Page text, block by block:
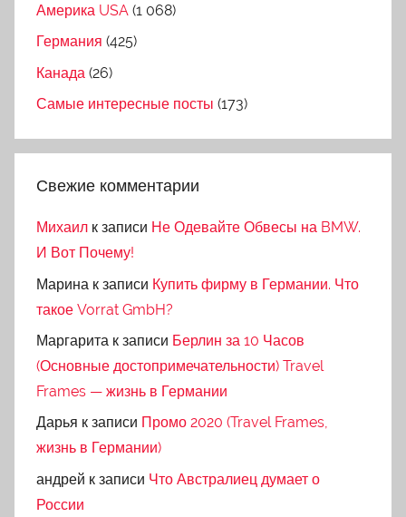
Америка USA (1 068)
Германия (425)
Канада (26)
Самые интересные посты (173)
Свежие комментарии
Михаил к записи Не Одевайте Обвесы на BMW.
И Вот Почему!
Марина к записи Купить фирму в Германии. Что
такое Vorrat GmbH?
Маргарита к записи Берлин за 10 Часов
(Основные достопримечательности) Travel
Frames — жизнь в Германии
Дарья к записи Промо 2020 (Travel Frames,
жизнь в Германии)
андрей к записи Что Австралиец думает о
России